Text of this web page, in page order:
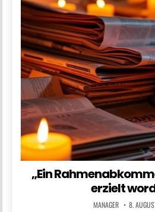
„Ein
erzielt
MANAGER 8.